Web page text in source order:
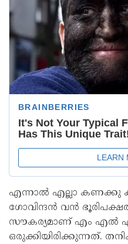
എന്നാൽ എല്ലാ കണക്കു
ഗോവിന്ദൻ വൻ
സൗകര്യമാണ് എം എൽ
ഒരുക്കിയിരിക്കുന്നത്.